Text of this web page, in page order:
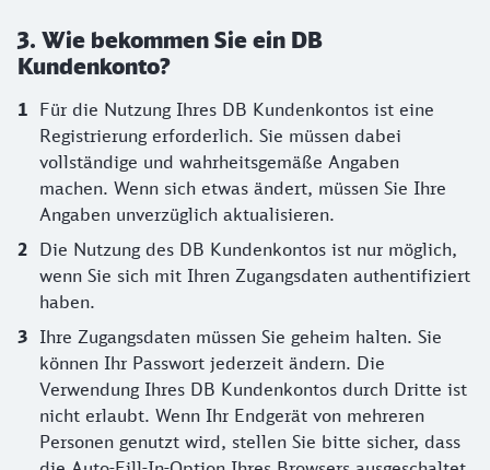
3. Wie bekommen Sie ein DB
Kundenkonto?
Für die Nutzung Ihres DB Kundenkontos ist eine
Registrierung erforderlich. Sie müssen dabei
vollständige und wahrheitsgemäße Angaben
machen. Wenn sich etwas ändert, müssen Sie Ihre
Angaben unverzüglich aktualisieren.
Die Nutzung des DB Kundenkontos ist nur möglich,
wenn Sie sich mit Ihren Zugangsdaten authentifiziert
haben.
Ihre Zugangsdaten müssen Sie geheim halten. Sie
können Ihr Passwort jederzeit ändern. Die
Verwendung Ihres DB Kundenkontos durch Dritte ist
nicht erlaubt. Wenn Ihr Endgerät von mehreren
Personen genutzt wird, stellen Sie bitte sicher, dass